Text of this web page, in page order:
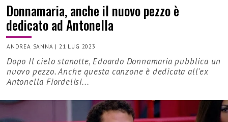
Donnamaria, anche il nuovo pezzo è
dedicato ad Antonella
ANDREA SANNA | 21 LUG 2023
Dopo Il cielo stanotte, Edoardo Donnamaria pubblica un
nuovo pezzo. Anche questa canzone è dedicata all'ex
Antonella Fiordelisi...